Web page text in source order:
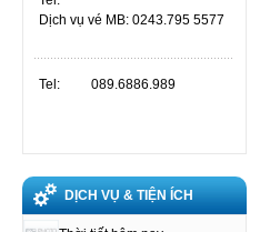
Dịch vụ vé MB: 0243.795 5577
Tel: 089.6886.989
DỊCH VỤ & TIỆN ÍCH